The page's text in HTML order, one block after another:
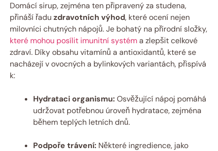
Domácí sirup, zejména ten připravený za studena,
přináší řadu zdravotních výhod, které ocení nejen
milovníci chutných nápojů. Je bohatý na přírodní složky,
které mohou posílit imunitní systéma zlepšit celkové
zdraví. Díky obsahu vitamínů a antioxidantů, které se
nacházejí v ovocných a bylinkových variantách, přispívá
k:
Hydrataci organismu:Osvěžující nápoj pomáhá
udržovat potřebnou úroveň hydratace, zejména
během teplých letních dnů.
Podpoře trávení: Některé ingredience, jako